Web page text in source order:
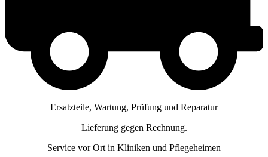
Ersatzteile, Wartung, Prüfung und Reparatur
Lieferung gegen Rechnung.
Service vor Ort in Kliniken und Pflegeheimen